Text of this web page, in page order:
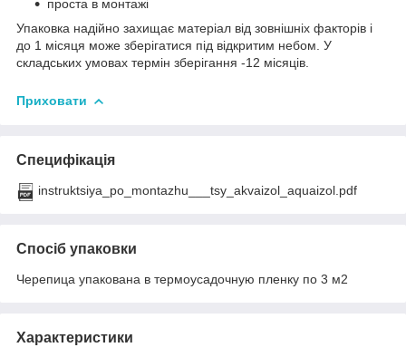
проста в монтажі
Упаковка надійно захищає матеріал від зовнішніх факторів і
до 1 місяця може зберігатися під відкритим небом. У
складських умовах термін зберігання -12 місяців.
Приховати
Специфікація
instruktsiya_po_montazhu___tsy_akvaizol_aquaizol.pdf
Спосіб упаковки
Черепица упакована в термоусадочную пленку по 3 м2
Характеристики